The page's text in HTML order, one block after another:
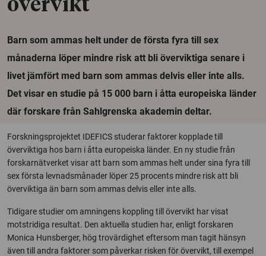
övervikt
Barn som ammas helt under de första fyra till sex
månaderna löper mindre risk att bli överviktiga senare i
livet jämfört med barn som ammas delvis eller inte alls.
Det visar en studie på 15 000 barn i åtta europeiska länder
där forskare från Sahlgrenska akademin deltar.
Forskningsprojektet IDEFICS studerar faktorer kopplade till
överviktiga hos barn i åtta europeiska länder. En ny studie från
forskarnätverket visar att barn som ammas helt under sina fyra till
sex första levnadsmånader löper 25 procents mindre risk att bli
överviktiga än barn som ammas delvis eller inte alls.
Tidigare studier om amningens koppling till övervikt har visat
motstridiga resultat. Den aktuella studien har, enligt forskaren
Monica Hunsberger, hög trovärdighet eftersom man tagit hänsyn
även till andra faktorer som påverkar risken för övervikt, till exempel